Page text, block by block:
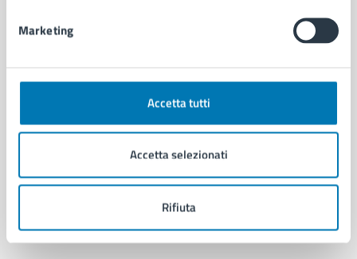
Marketing
Accetta tutti
Accetta selezionati
Rifiuta
AMMINISTRAZIONE
Organi di governo
Enti e fondazioni
Personale amministrativo
Intranet, posta aziendale e protocollo